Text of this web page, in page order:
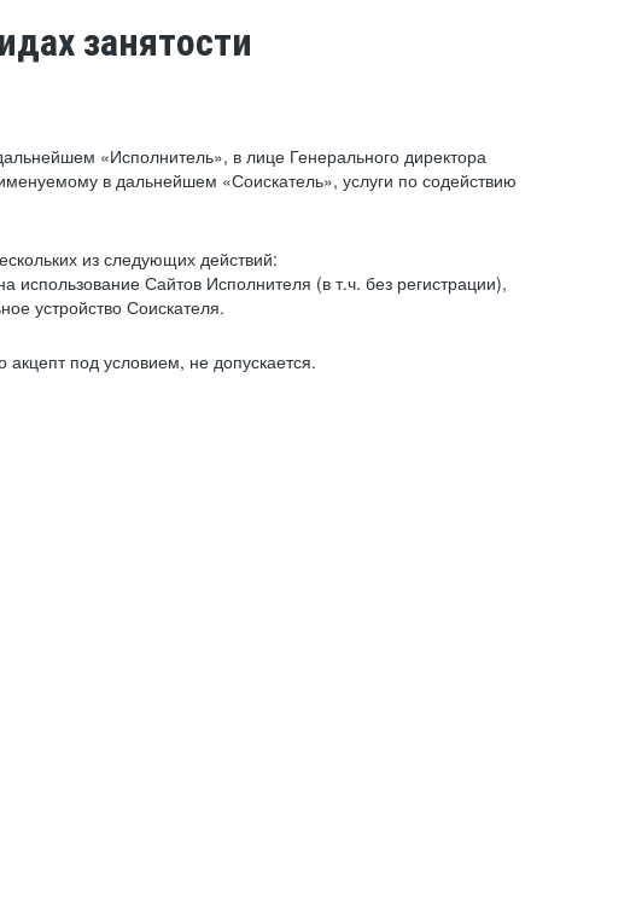
занятости
«Исполнитель», в лице Генерального директора
в дальнейшем «Соискатель», услуги по содействию
из следующих действий:
Сайтов Исполнителя (в т.ч. без регистрации),
устройство Соискателя.
под условием, не допускается.